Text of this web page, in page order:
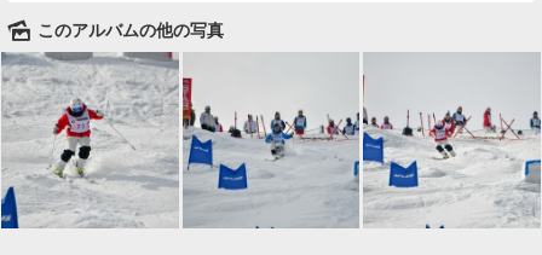
🌄 このアルバムの他の写真